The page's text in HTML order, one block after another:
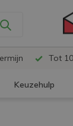
Tot
Keuzehulp